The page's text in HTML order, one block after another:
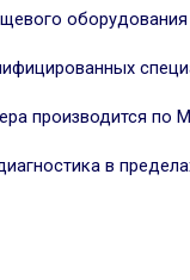
производится по
в